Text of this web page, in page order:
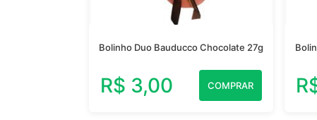
Bolinho Duo Bauducco Chocolate 27g
R$ 3,00 COMPRAR